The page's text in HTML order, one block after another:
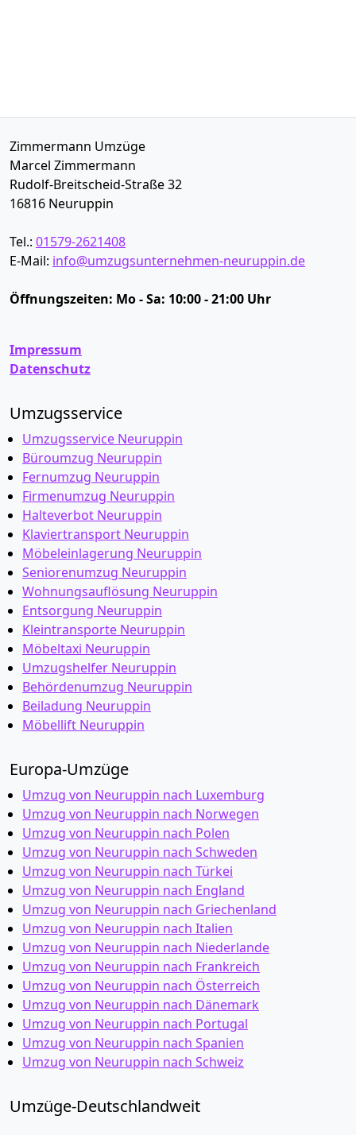
Zimmermann Umzüge
Marcel Zimmermann
Rudolf-Breitscheid-Straße 32
16816 Neuruppin
Tel.: 01579-2621408
E-Mail: info@umzugsunternehmen-neuruppin.de
Öffnungszeiten: Mo - Sa: 10:00 - 21:00 Uhr
Impressum
Datenschutz
Umzugsservice
Umzugsservice Neuruppin
Büroumzug Neuruppin
Fernumzug Neuruppin
Firmenumzug Neuruppin
Halteverbot Neuruppin
Klaviertransport Neuruppin
Möbeleinlagerung Neuruppin
Seniorenumzug Neuruppin
Wohnungsauflösung Neuruppin
Entsorgung Neuruppin
Kleintransporte Neuruppin
Möbeltaxi Neuruppin
Umzugshelfer Neuruppin
Behördenumzug Neuruppin
Beiladung Neuruppin
Möbellift Neuruppin
Europa-Umzüge
Umzug von Neuruppin nach Luxemburg
Umzug von Neuruppin nach Norwegen
Umzug von Neuruppin nach Polen
Umzug von Neuruppin nach Schweden
Umzug von Neuruppin nach Türkei
Umzug von Neuruppin nach England
Umzug von Neuruppin nach Griechenland
Umzug von Neuruppin nach Italien
Umzug von Neuruppin nach Niederlande
Umzug von Neuruppin nach Frankreich
Umzug von Neuruppin nach Österreich
Umzug von Neuruppin nach Dänemark
Umzug von Neuruppin nach Portugal
Umzug von Neuruppin nach Spanien
Umzug von Neuruppin nach Schweiz
Umzüge-Deutschlandweit